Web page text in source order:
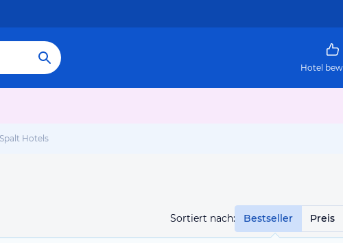
Hotel
Spalt Hotels
Sortiert nach: Bestseller Preis